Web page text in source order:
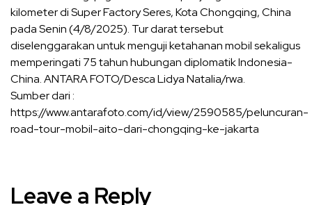
kilometer di Super Factory Seres, Kota Chongqing, China
pada Senin (4/8/2025). Tur darat tersebut
diselenggarakan untuk menguji ketahanan mobil sekaligus
memperingati 75 tahun hubungan diplomatik Indonesia-
China. ANTARA FOTO/Desca Lidya Natalia/rwa.
Sumber dari :
https://www.antarafoto.com/id/view/2590585/peluncuran-
road-tour-mobil-aito-dari-chongqing-ke-jakarta
Leave a Reply